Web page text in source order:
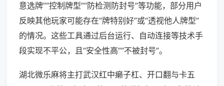
意选牌”“控制牌型”“防检测防封号”等功能，部分用户
反映其他玩家可能存在“牌特别好”或“透视他人牌型”
的情况。这些工具通过后台运行、自动连接等技术手
段实现不平公，且“安全性高”“不被封号”。
湖北微乐麻将主打武汉红中癞子杠、开口翻与卡五